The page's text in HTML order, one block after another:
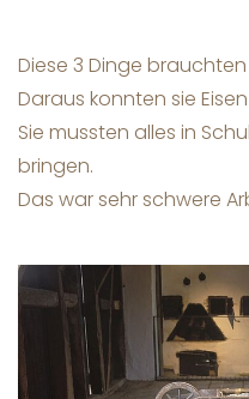
Diese 3 Dinge
Daraus konnten sie
Sie mussten alles in
bringen.
Das war sehr schwere